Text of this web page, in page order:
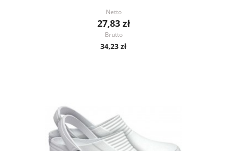
Netto
27,83 zł
Brutto
34,23 zł